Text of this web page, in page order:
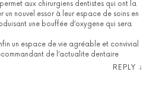
aux chirurgiens dentistes qui ont la
nouvel essor à leur espace de soins en
une bouffée d’oxygene qui sera
un espace de vie agréable et convivial
de l’actualite dentaire
REPLY ↓